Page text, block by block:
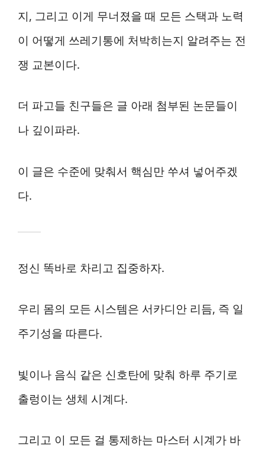
지, 그리고 이게 무너졌을 때 모든 스택과 노력
이 어떻게 쓰레기통에 처박히는지 알려주는 전
쟁 교본이다.
더 파고들 친구들은 글 아래 첨부된 논문들이
나 깊이파라.
이 글은 수준에 맞춰서 핵심만 쑤셔 넣어주겠
다.
정신 똑바로 차리고 집중하자.
우리 몸의 모든 시스템은 서카디안 리듬, 즉 일
주기성을 따른다.
빛이나 음식 같은 신호탄에 맞춰 하루 주기로
출렁이는 생체 시계다.
그리고 이 모든 걸 통제하는 마스터 시계가 바